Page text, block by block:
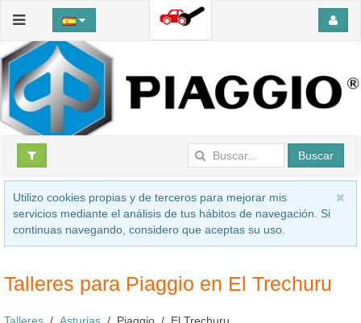
Buscar
Utilizo cookies propias y de terceros para mejorar mis
servicios mediante el análisis de tus hábitos de navegación. Si
continuas navegando, considero que aceptas su uso.
Talleres para Piaggio en El Trechuru
Talleres Asturias Piaggio El Trechuru